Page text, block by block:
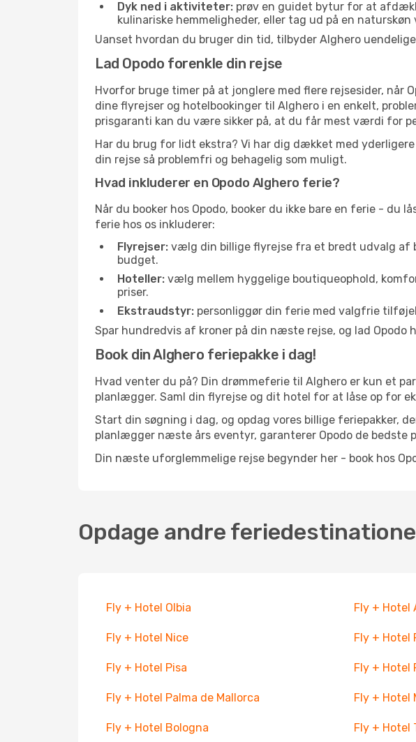
Dyk ned i aktiviteter: prøv en guidet bytur for at
kulinariske hemmeligheder, eller tag ud på en
Uanset hvordan du bruger din tid, tilbyder Alghero
Lad Opodo forenkle din rejse
Hvorfor bruge timer på at jonglere med flere rejsesider, når
dine flyrejser og hotelbookinger til Alghero i en enkelt,
prisgaranti kan du være sikker på, at du får mest værdi for
Har du brug for lidt ekstra? Vi har dig dækket med
din rejse så problemfri og behagelig som muligt.
Hvad inkluderer en Opodo Alghero ferie?
Når du booker hos Opodo, booker du ikke bare en ferie - du
ferie hos os inkluderer:
Flyrejser: vælg din billige flyrejse fra et bredt udvalg af
budget.
Hoteller: vælg mellem hyggelige boutiqueophold,
priser.
Ekstraudstyr: personliggør din ferie med valgfrie
Spar hundredvis af kroner på din næste rejse, og lad
Book din Alghero feriepakke i dag!
Hvad venter du på? Din drømmeferie til Alghero er kun et
planlægger. Saml din flyrejse og dit hotel for at låse op for
Start din søgning i dag, og opdag vores billige feriepakker,
planlægger næste års eventyr, garanterer Opodo de bedste
Din næste uforglemmelige rejse begynder her - book hos
Opdage andre
Fly + Hotel Olbia Fly + Hotel
Fly + Hotel Nice Fly + Hotel
Fly + Hotel Pisa Fly + Hotel
Fly + Hotel Palma de Mallorca Fly + Hotel
Fly + Hotel Bologna Fly + Hotel